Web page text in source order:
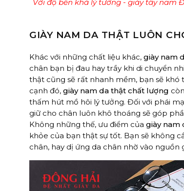
Với độ bền khá lý tưởng - giày tây nam
GIÀY NAM DA THẬT LUÔN
Khác với những chất liệu khác, giày nam
chân bạn bị đau hay trầy khi di chuyển
thật cũng sẽ rất nhanh mềm, bạn sẽ khó
cạnh đó, giày nam da thật chất lượng
thấm hút mồ hôi lý tưởng. Đối với phái
giữ cho chân luôn khô thoáng sẽ góp
Không những thế, ưu điểm của giày nam
khỏe của bạn thật sự tốt. Bạn sẽ không
chân, hay dị ứng da chân nhờ vào